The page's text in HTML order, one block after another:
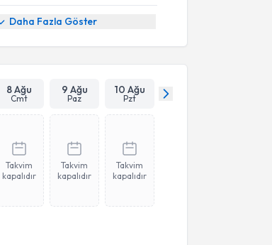
Daha Fazla Göster
8 Ağu
Cmt
9 Ağu
Paz
10 Ağu
Pzt
Takvim
kapalıdır
Takvim
kapalıdır
Takvim
kapalıdır